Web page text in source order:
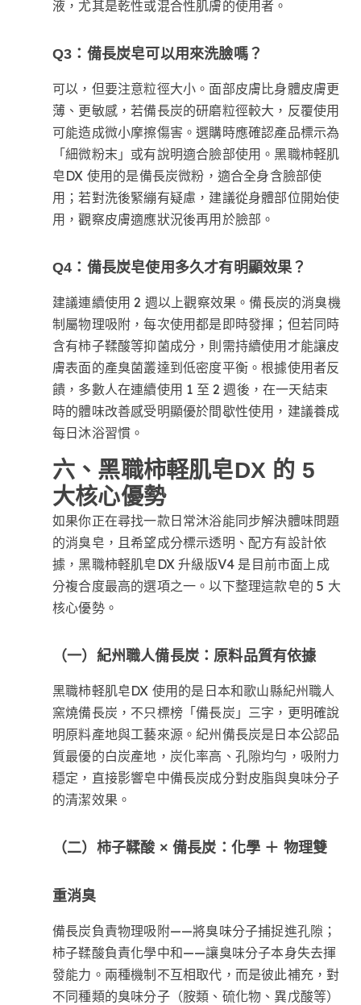
液，尤其是乾性或混合性肌膚的使用者。
Q3：備長炭皂可以用來洗臉嗎？
可以，但要注意粒徑大小。面部皮膚比身體皮膚更
薄、更敏感，若備長炭的研磨粒徑較大，反覆使用
可能造成微小摩擦傷害。選購時應確認產品標示為
「細微粉末」或有說明適合臉部使用。黑職柿軽肌
皂DX 使用的是備長炭微粉，適合全身含臉部使
用；若對洗後緊繃有疑慮，建議從身體部位開始使
用，觀察皮膚適應狀況後再用於臉部。
Q4：備長炭皂使用多久才有明顯效果？
建議連續使用 2 週以上觀察效果。備長炭的消臭機
制屬物理吸附，每次使用都是即時發揮；但若同時
含有柿子鞣酸等抑菌成分，則需持續使用才能讓皮
膚表面的產臭菌叢達到低密度平衡。根據使用者反
饋，多數人在連續使用 1 至 2 週後，在一天結束
時的體味改善感受明顯優於間歇性使用，建議養成
每日沐浴習慣。
六、黑職柿軽肌皂DX 的 5
大核心優勢
如果你正在尋找一款日常沐浴能同步解決體味問題
的消臭皂，且希望成分標示透明、配方有設計依
據，黑職柿軽肌皂DX 升級版V4 是目前市面上成
分複合度最高的選項之一。以下整理這款皂的 5 大
核心優勢。
（一）紀州職人備長炭：原料品質有依據
黑職柿軽肌皂DX 使用的是日本和歌山縣紀州職人
窯燒備長炭，不只標榜「備長炭」三字，更明確說
明原料產地與工藝來源。紀州備長炭是日本公認品
質最優的白炭產地，炭化率高、孔隙均勻，吸附力
穩定，直接影響皂中備長炭成分對皮脂與臭味分子
的清潔效果。
（二）柿子鞣酸 × 備長炭：化學 ＋ 物理雙
重消臭
備長炭負責物理吸附——將臭味分子捕捉進孔隙；
柿子鞣酸負責化學中和——讓臭味分子本身失去揮
發能力。兩種機制不互相取代，而是彼此補充，對
不同種類的臭味分子（胺類、硫化物、異戊酸等）